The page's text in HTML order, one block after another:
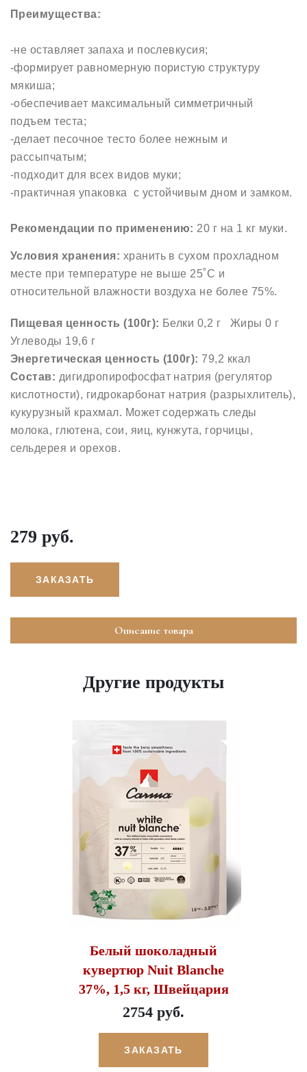
Преимущества:
-не оставляет запаха и послевкусия;
-формирует равномерную пористую структуру
мякиша;
-обеспечивает максимальный симметричный
подъем теста;
-делает песочное тесто более нежным и
рассыпчатым;
-подходит для всех видов муки;
-практичная упаковка с устойчивым дном и замком.
Рекомендации по применению: 20 г на 1 кг муки.
Условия хранения: хранить в сухом прохладном
месте при температуре не выше 25˚С и
относительной влажности воздуха не более 75%.
Пищевая ценность (100г): Белки 0,2 г Жиры 0 г
Углеводы 19,6 г
Энергетическая ценность (100г):79,2 ккал
Состав: дигидропирофосфат натрия (регулятор
кислотности), гидрокарбонат натрия (разрыхлитель),
кукурузный крахмал. Может содержать следы
молока, глютена, сои, яиц, кунжута, горчицы,
сельдерея и орехов.
279 руб.
ЗАКАЗАТЬ
Описание товара
Другие продукты
Белый шоколадный
кувертюр Nuit Blanche
37%, 1,5 кг, Швейцария
2754 руб.
ЗАКАЗАТЬ